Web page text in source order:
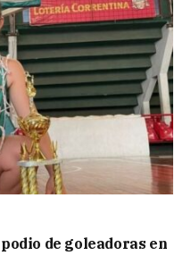
de goleadoras en